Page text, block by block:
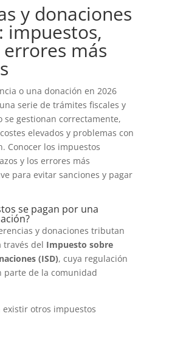
y donaciones
impuestos,
errores más
o una donación en 2026
serie de trámites fiscales y
se gestionan correctamente,
elevados y problemas con
Conocer los impuestos
y los errores más
para evitar sanciones y pagar
se pagan por una
y donaciones tributan
través del Impuesto sobre
(ISD), cuya regulación
parte de la comunidad
existir otros impuestos